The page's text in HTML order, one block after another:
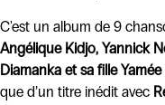
C'est un album de 9
Angélique Kidjo, Yannick
Diamanka et sa fille
que d’un titre inédit avec